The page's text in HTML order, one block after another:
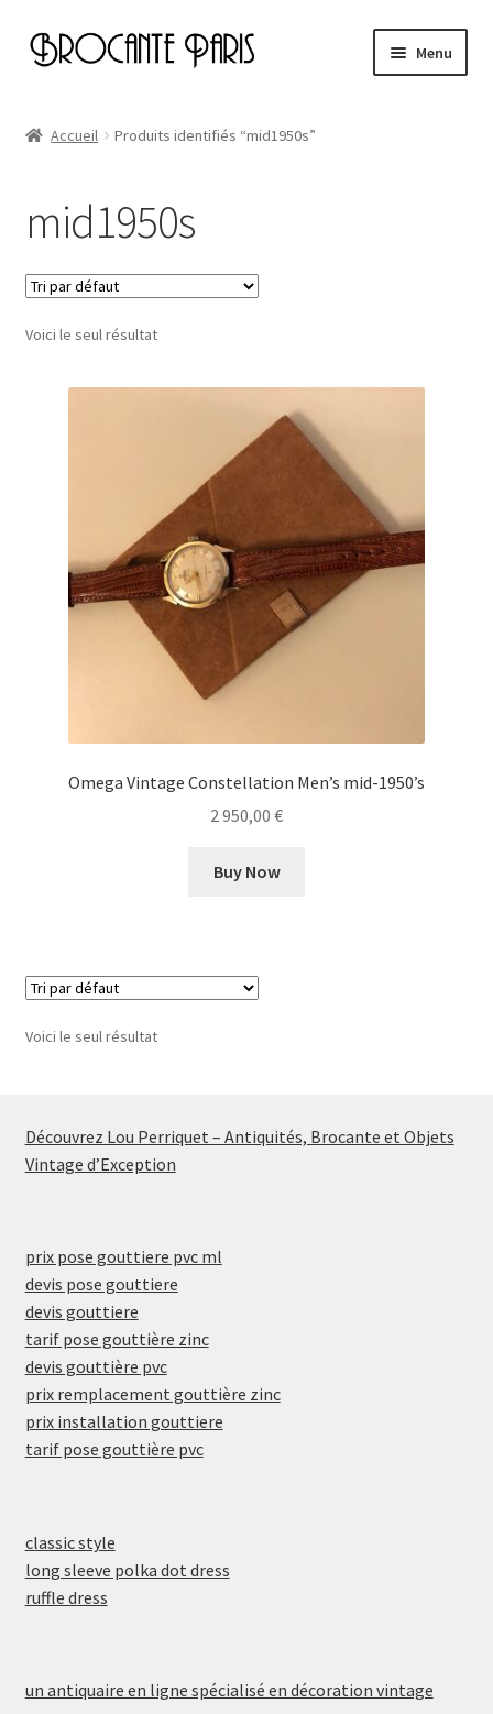
Aller
navigation
Aller
au
Menu
Checkout
My account
Page d’exemple
Accueil Produits identifiés “mid1950s”
mid1950s
Voici le seul résultat
Omega Vintage Constellation Men’s mid-1950’s
2 950,00 €
Buy Now
Voici le seul résultat
Découvrez Lou Perriquet – Antiquités, Brocante et Objets
Vintage d’Exception
prix pose gouttiere pvc ml
devis pose gouttiere
devis gouttiere
tarif pose gouttière zinc
devis gouttière pvc
prix remplacement gouttière zinc
prix installation gouttiere
tarif pose gouttière pvc
classic style
long sleeve polka dot dress
ruffle dress
un antiquaire en ligne spécialisé en décoration vintage